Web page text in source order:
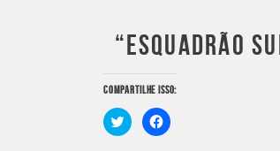
“ESQUADRÃO
COMPARTILHE ISSO:
Clique
para
Clique
para